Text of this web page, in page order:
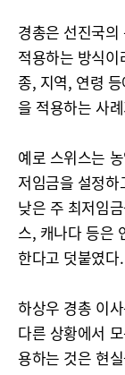
경총은 선진국
적용하는 방식
종, 지역, 연령
을 적용하는 사
예로 스위스는
저임금을 설정
낮은 주 최저임
스, 캐나다 등은
한다고 덧붙였다.
하상우 경총 이
다른 상황에서
용하는 것은 현